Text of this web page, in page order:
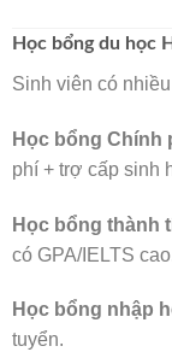
Học bổng du học
Sinh viên có
Học bổng Chính
phí + trợ cấp sinh
Học bổng thành
có GPA/IELTS
Học bổng nhập
tuyển.